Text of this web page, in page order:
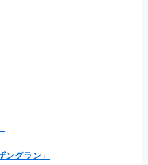
グラン」